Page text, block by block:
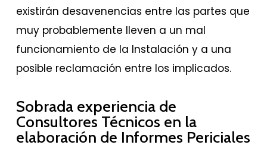
existirán desavenencias entre las partes que
muy probablemente lleven a un mal
funcionamiento de la Instalación y a una
posible reclamación entre los implicados.
Sobrada experiencia de
Consultores Técnicos en la
elaboración de Informes Periciales